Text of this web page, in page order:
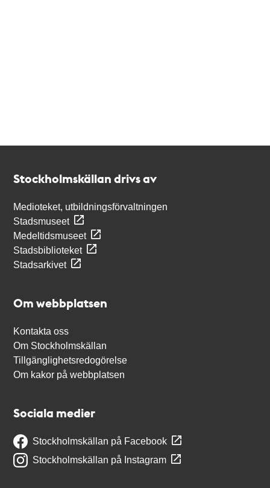
Stockholmskällan drivs av
Medioteket, utbildningsförvaltningen
Stadsmuseet
Medeltidsmuseet
Stadsbiblioteket
Stadsarkivet
Om webbplatsen
Kontakta oss
Om Stockholmskällan
Tillgänglighetsredogörelse
Om kakor på webbplatsen
Sociala medier
Stockholmskällan på Facebook
Stockholmskällan på Instagram